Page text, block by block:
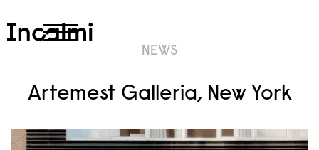
NEWS
Artemest Galleria, New York